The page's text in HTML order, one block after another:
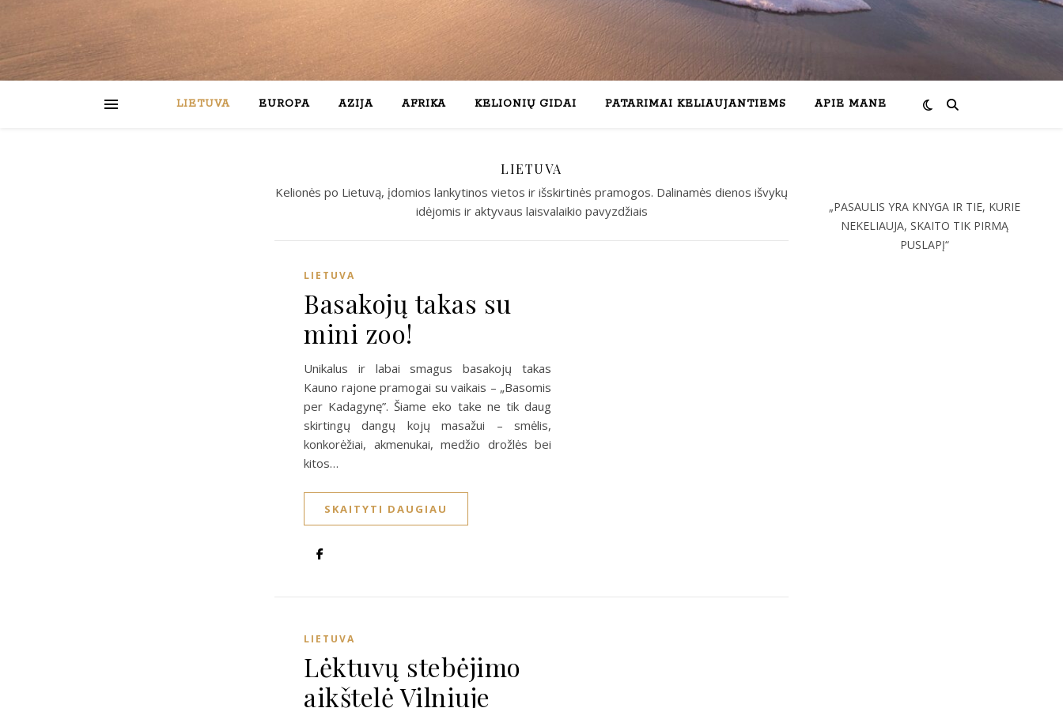
LIETUVA EUROPA AZIJA AFRIKA KELIONIŲ GIDAI PATARIMAI KELIAUJANTIEMS APIE MANE
LIETUVA
Kelionės po Lietuvą, įdomios lankytinos vietos ir išskirtinės pramogos. Dalinamės dienos išvykų
idėjomis ir aktyvaus laisvalaikio pavyzdžiais
LIETUVA
Basakojų takas su
mini zoo!
Unikalus ir labai smagus basakojų takas
Kauno rajone pramogai su vaikais – „Basomis
per Kadagynę”. Šiame eko take ne tik daug
skirtingų dangų kojų masažui – smėlis,
konkorėžiai, akmenukai, medžio drožlės bei
kitos…
SKAITYTI DAUGIAU
LIETUVA
Lėktuvų stebėjimo
aikštelė Vilniuje
„PASAULIS YRA KNYGA IR TIE, KURIE
NEKELIAUJA, SKAITO TIK PIRMĄ
PUSLAPĮ“